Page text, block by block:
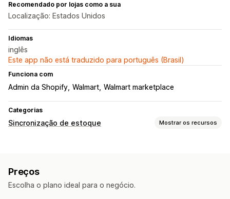
Recomendado por lojas como a sua
Localização: Estados Unidos
Idiomas
inglês
Este app não está traduzido para português (Brasil)
Funciona com
Admin da Shopify Walmart Walmart marketplace
Categorias
Sincronização de estoque Mostrar os recursos
Códigos de barras
Em tempo real
Preços
Escolha o plano ideal para o negócio.